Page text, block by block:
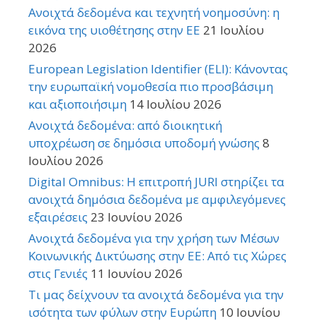
Ανοιχτά δεδομένα και τεχνητή νοημοσύνη: η
εικόνα της υιοθέτησης στην ΕΕ 21 Ιουλίου
2026
European Legislation Identifier (ELI): Κάνοντας
την ευρωπαϊκή νομοθεσία πιο προσβάσιμη
και αξιοποιήσιμη 14 Ιουλίου 2026
Ανοιχτά δεδομένα: από διοικητική
υποχρέωση σε δημόσια υποδομή γνώσης 8
Ιουλίου 2026
Digital Omnibus: Η επιτροπή JURI στηρίζει τα
ανοιχτά δημόσια δεδομένα με αμφιλεγόμενες
εξαιρέσεις 23 Ιουνίου 2026
Ανοιχτά δεδομένα για την χρήση των Μέσων
Κοινωνικής Δικτύωσης στην ΕΕ: Από τις Χώρες
στις Γενιές 11 Ιουνίου 2026
Τι μας δείχνουν τα ανοιχτά δεδομένα για την
ισότητα των φύλων στην Ευρώπη 10 Ιουνίου